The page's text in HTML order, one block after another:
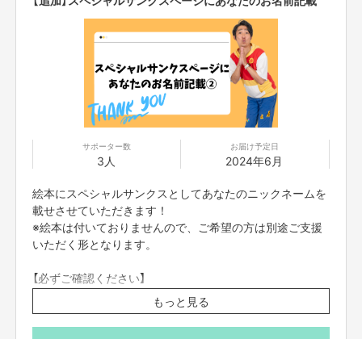
れぞれリモートでご参加いただきます。直接お会いするこ
とはできませんので、ご了承ください。
・コミュニケーションには「Zoom」を使用させていただき
ます。Zoomを使用できる環境を整えていただき、電波の
いい環境でおつなぎください。
・参加方法は支援者の方に、リターン実施日の前日までに
案内を、個別にお送りいたします。お知らせした時間を厳
守して下さい。遅れると参加できなくなります。
・コンプライアンスの観点から録画させていただいており
ます。あらかじめご了承ください。お客様の映像に関して
・参加者の配信中の録画撮影、録音、また、SNS等に詳細
な配信内容を投稿することは禁止です。
・不適切と考えられる言動があった場合、強制的に退出を
お願いする場合がございます。
サポーター数
3人
お届け予定日
2024年6月
絵本にスペシャルサンクスとしてあなたのニックネームを
載せさせていただきます！
※絵本は付いておりませんので、ご希望の方は別途ご支援
いただく形となります。
【必ずご確認ください】
・ご支援の際の「備考欄」に、掲載を希望するあなたのニッ
クネームを記載ください。
もっと見る